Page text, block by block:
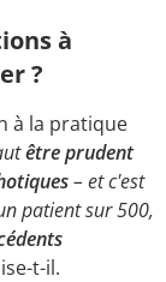
à
?
à la pratique
être prudent
– et c'est
patient sur 500,
t-il.